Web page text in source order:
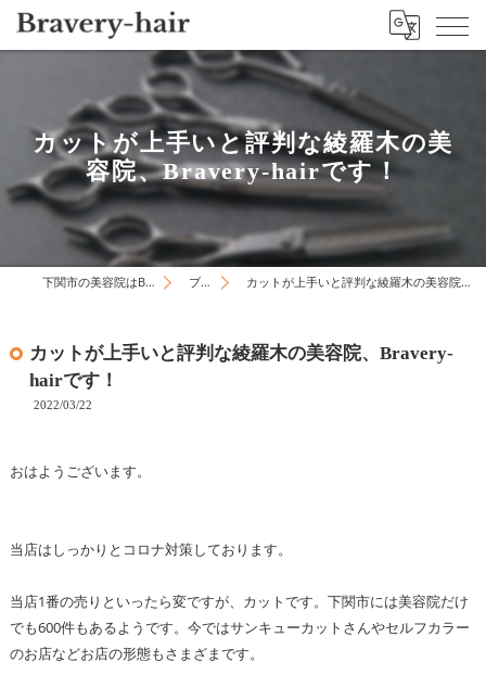
カットが上手いと評判な綾羅木の美
容院、Bravery-hairです！
下関市の美容院はBravery-hair ブログ カットが上手いと評判な綾羅木の美容院、Bravery-hairです！
カットが上手いと評判な綾羅木の美容院、Bravery-
hairです！
2022/03/22
おはようございます。
当店はしっかりとコロナ対策しております。
当店1番の売りといったら変ですが、カットです。下関市には美容院だけ
でも600件もあるようです。今ではサンキューカットさんやセルフカラー
のお店などお店の形態もさまざまです。